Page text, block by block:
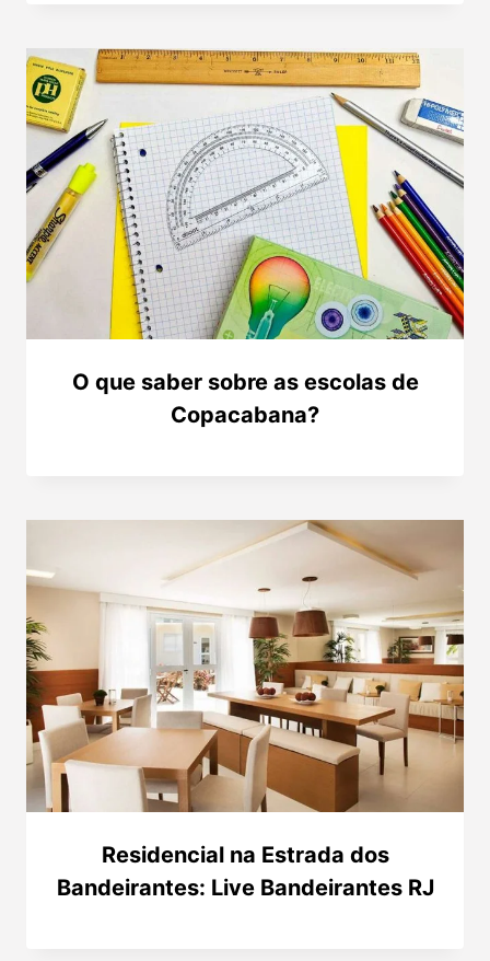
O que saber sobre as escolas de
Copacabana?
Residencial na Estrada dos
Bandeirantes: Live Bandeirantes RJ